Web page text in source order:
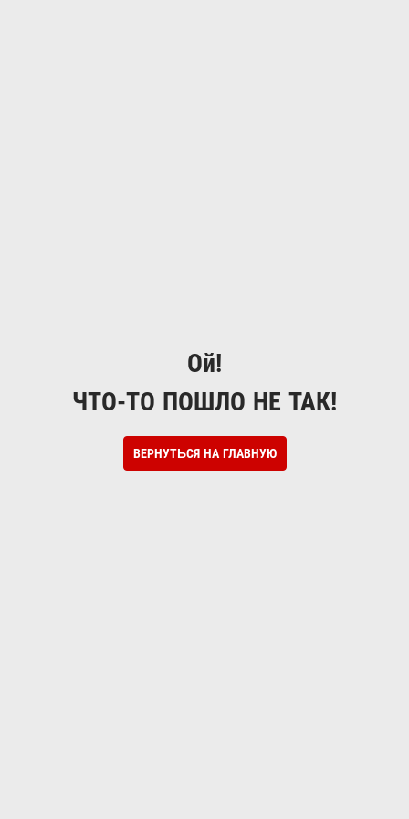
Ой!
ЧТО-ТО ПОШЛО НЕ ТАК!
ВЕРНУТЬСЯ НА ГЛАВНУЮ